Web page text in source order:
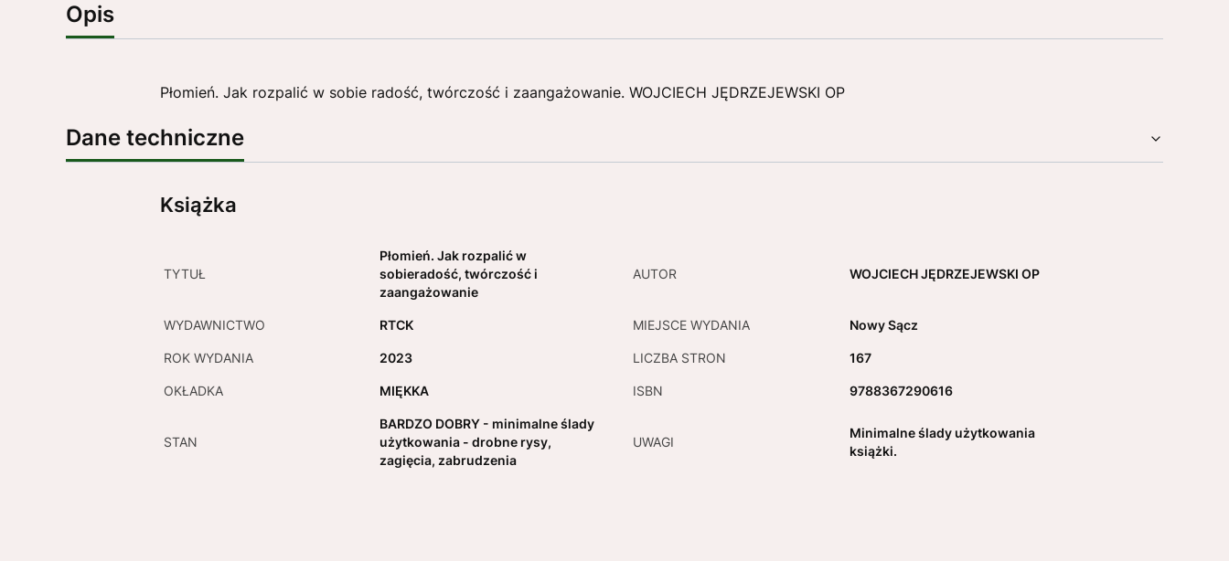
Opis
Płomień. Jak rozpalić w sobie radość, twórczość i zaangażowanie. WOJCIECH JĘDRZEJEWSKI OP
Dane techniczne
Książka
TYTUŁ
Płomień. Jak rozpalić w
sobieradość, twórczość i
zaangażowanie
AUTOR WOJCIECH JĘDRZEJEWSKI OP
WYDAWNICTWO RTCK MIEJSCE WYDANIA Nowy Sącz
ROK WYDANIA 2023 LICZBA STRON 167
OKŁADKA MIĘKKA ISBN 9788367290616
STAN
BARDZO DOBRY - minimalne ślady
użytkowania - drobne rysy,
zagięcia, zabrudzenia
UWAGI
Minimalne ślady użytkowania
książki.